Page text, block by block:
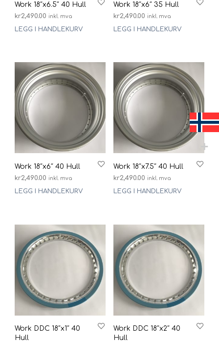
Work 18″x6.5″ 40 Hull
kr2,490.00 inkl. mva
LEGG I HANDLEKURV
Work 18″x6″ 35 Hull
kr2,490.00 inkl. mva
LEGG I HANDLEKURV
Work 18″x6″ 40 Hull
kr2,490.00 inkl. mva
LEGG I HANDLEKURV
Work 18″x7.5″ 40 Hull
kr2,490.00 inkl. mva
LEGG I HANDLEKURV
Work DDC 18″x1″ 40
Hull
Work DDC 18″x2″ 40
Hull